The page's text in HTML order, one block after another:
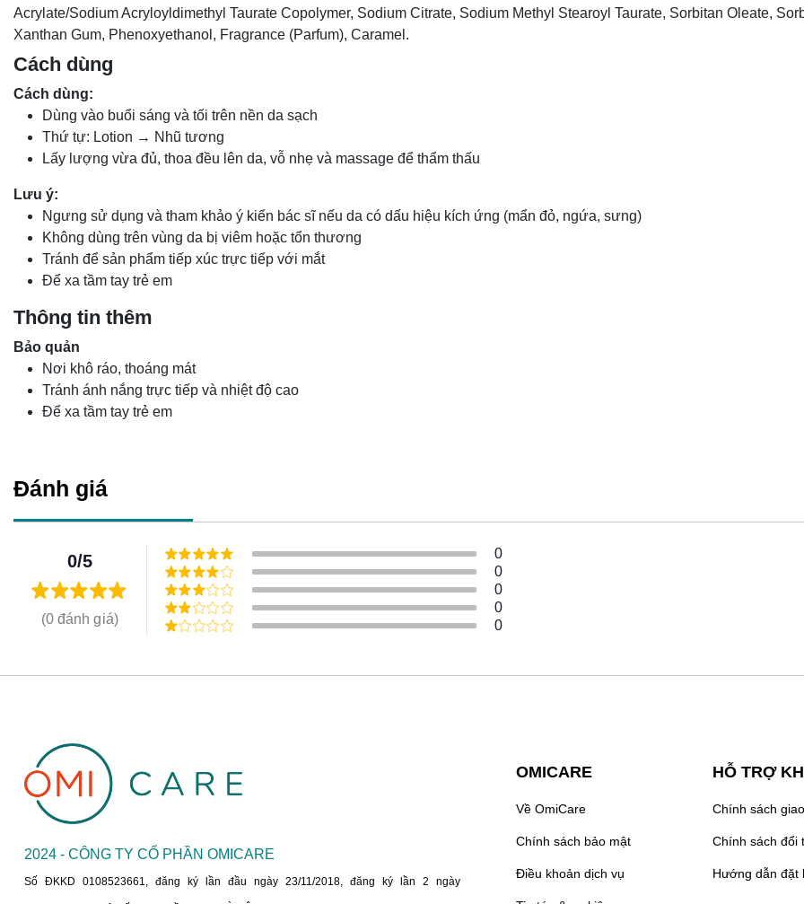
Acrylate/Sodium Acryloyldimethyl Taurate Copolymer, Sodium Citrate, Sodium Methyl Stearoyl Taurate, Sorbitan Oleate,
Xanthan Gum, Phenoxyethanol, Fragrance (Parfum), Caramel.
Cách dùng
Cách dùng:
Dùng vào buổi sáng và tối trên nền da sạch
Thứ tự: Lotion → Nhũ tương
Lấy lượng vừa đủ, thoa đều lên da, vỗ nhẹ và massage để thẩm thấu
Lưu ý:
Ngưng sử dụng và tham khảo ý kiến bác sĩ nếu da có dấu hiệu kích ứng (mẩn đỏ, ngứa, sưng)
Không dùng trên vùng da bị viêm hoặc tổn thương
Tránh để sản phẩm tiếp xúc trực tiếp với mắt
Để xa tầm tay trẻ em
Thông tin thêm
Bảo quản
Nơi khô ráo, thoáng mát
Tránh ánh nắng trực tiếp và nhiệt độ cao
Để xa tầm tay trẻ em
Đánh giá
0/5
(0 đánh giá)
0
0
0
0
0
2024 - CÔNG TY CỔ PHẦN OMICARE
Số ĐKKD 0108523661, đăng ký lần đầu ngày 23/11/2018, đăng ký lần 2 ngày
OMICARE
Về OmiCare
Chính sách bảo mật
Điều khoản dịch vụ
HỖ TRỢ
Chính sách
Chính sách đổi
Hướng dẫn đặt